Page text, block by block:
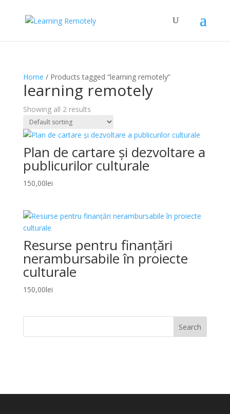
Home / Products tagged “learning remotely”
learning remotely
Showing all 2 results
Plan de cartare și dezvoltare a
publicurilor culturale
150,00lei
Resurse pentru finanțări
nerambursabile în proiecte
culturale
150,00lei